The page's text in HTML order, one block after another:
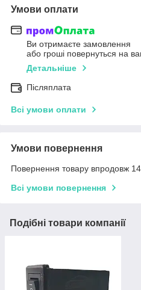
Умови оплати
Ви отримаєте замовлення
або гроші повернуться на
Детальніше
Післяплата
Всі умови оплати
Умови повернення
Повернення товару впродовж
Всі умови повернення
Подібні товари компанії